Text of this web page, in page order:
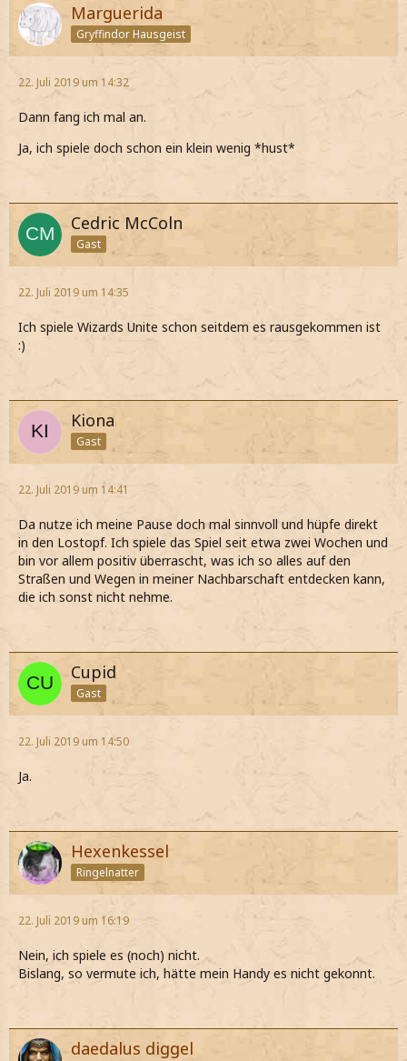
Marguerida
Gryffindor Hausgeist
22. Juli 2019 um 14:32
Dann fang ich mal an.
Ja, ich spiele doch schon ein klein wenig *hust*
Cedric McColn
Gast
22. Juli 2019 um 14:35
Ich spiele Wizards Unite schon seitdem es rausgekommen ist
:)
Kiona
Gast
22. Juli 2019 um 14:41
Da nutze ich meine Pause doch mal sinnvoll und hüpfe direkt
in den Lostopf. Ich spiele das Spiel seit etwa zwei Wochen und
bin vor allem positiv überrascht, was ich so alles auf den
Straßen und Wegen in meiner Nachbarschaft entdecken kann,
die ich sonst nicht nehme.
Cupid
Gast
22. Juli 2019 um 14:50
Ja.
Hexenkessel
Ringelnatter
22. Juli 2019 um 16:19
Nein, ich spiele es (noch) nicht.
Bislang, so vermute ich, hätte mein Handy es nicht gekonnt.
daedalus diggel